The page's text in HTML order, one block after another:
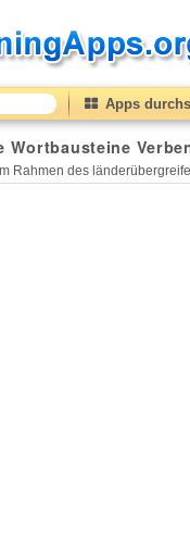
Apps
Wortbausteine
Rahmen des